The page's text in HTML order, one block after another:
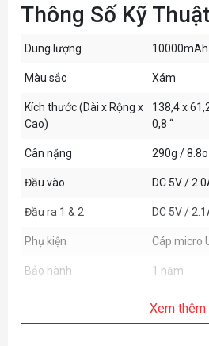
Thông Số Kỹ
Dung lượng 10000mAh
Màu sắc Xám
Kích thước (Dài x Rộng x
Cao)
138,4 x
0,8 “
Cân nặng 290g /
Đầu vào DC 5V /
Đầu ra 1 & 2 DC 5V /
Phụ kiện Cáp micro
Bảo hành 1 năm
Xem thêm